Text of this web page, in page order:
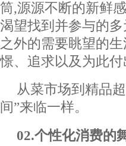
筒,源源不断的新鲜
渴望找到并参与的
之外的需要眺望的
憬、追求以及为此付
从菜市场到精品
间”来临一样。
02.个性化消费的